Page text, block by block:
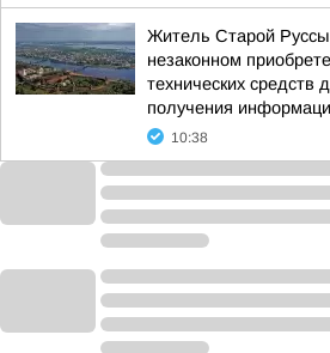
Житель Старой
незаконном
технических средств
получения
10:38